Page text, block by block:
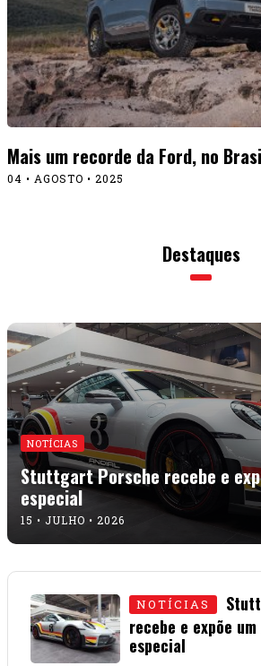
Mais um recorde da Ford, no
04 • AGOSTO • 2025
Destaques
NOTÍCIAS
Stuttgart Porsche recebe e
especial
15 • JULHO • 2026
NOTÍCIAS
recebe e expõe um
especial